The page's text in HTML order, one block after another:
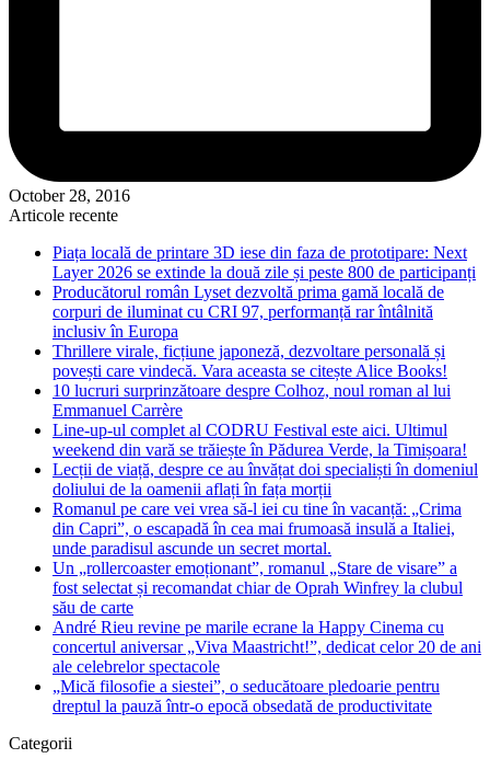
October 28, 2016
Articole recente
Piața locală de printare 3D iese din faza de prototipare: Next
Layer 2026 se extinde la două zile și peste 800 de participanți
Producătorul român Lyset dezvoltă prima gamă locală de
corpuri de iluminat cu CRI 97, performanță rar întâlnită
inclusiv în Europa
Thrillere virale, ficțiune japoneză, dezvoltare personală și
povești care vindecă. Vara aceasta se citește Alice Books!
10 lucruri surprinzătoare despre Colhoz, noul roman al lui
Emmanuel Carrère
Line-up-ul complet al CODRU Festival este aici. Ultimul
weekend din vară se trăiește în Pădurea Verde, la Timișoara!
Lecții de viață, despre ce au învățat doi specialiști în domeniul
doliului de la oamenii aflați în fața morții
Romanul pe care vei vrea să-l iei cu tine în vacanță: „Crima
din Capri”, o escapadă în cea mai frumoasă insulă a Italiei,
unde paradisul ascunde un secret mortal.
Un „rollercoaster emoționant”, romanul „Stare de visare” a
fost selectat și recomandat chiar de Oprah Winfrey la clubul
său de carte
André Rieu revine pe marile ecrane la Happy Cinema cu
concertul aniversar „Viva Maastricht!”, dedicat celor 20 de ani
ale celebrelor spectacole
„Mică filosofie a siestei”, o seducătoare pledoarie pentru
dreptul la pauză într-o epocă obsedată de productivitate
Categorii